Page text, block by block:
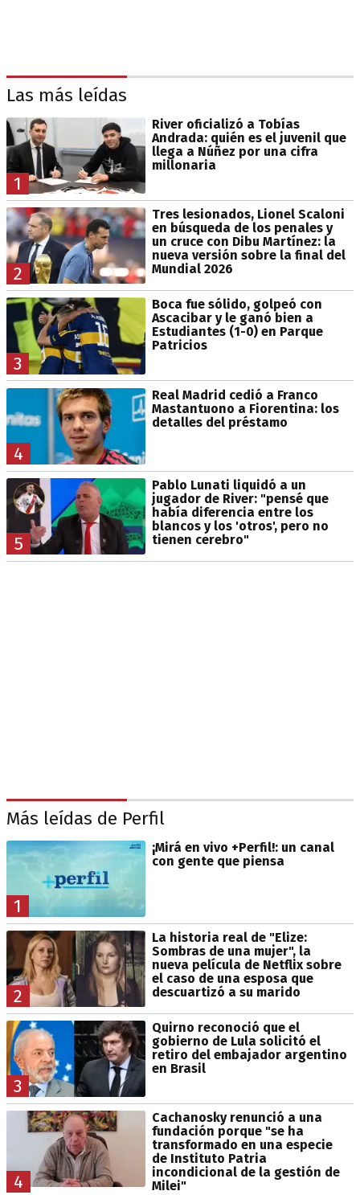
Las más leídas
1
River oficializó a Tobías
Andrada: quién es el juvenil que
llega a Núñez por una cifra
millonaria
2
Tres lesionados, Lionel Scaloni
en búsqueda de los penales y
un cruce con Dibu Martínez: la
nueva versión sobre la final del
Mundial 2026
3
Boca fue sólido, golpeó con
Ascacibar y le ganó bien a
Estudiantes (1-0) en Parque
Patricios
4
Real Madrid cedió a Franco
Mastantuono a Fiorentina: los
detalles del préstamo
5
Pablo Lunati liquidó a un
jugador de River: "pensé que
había diferencia entre los
blancos y los 'otros', pero no
tienen cerebro"
Más leídas de Perfil
1
¡Mirá en vivo +Perfil!: un canal
con gente que piensa
2
La historia real de "Elize:
Sombras de una mujer", la
nueva película de Netflix sobre
el caso de una esposa que
descuartizó a su marido
3
Quirno reconoció que el
gobierno de Lula solicitó el
retiro del embajador argentino
en Brasil
4
Cachanosky renunció a una
fundación porque "se ha
transformado en una especie
de Instituto Patria
incondicional de la gestión de
Milei"